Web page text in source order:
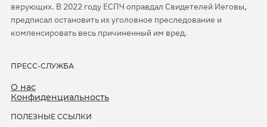
верующих. В 2022 году ЕСПЧ оправдал Свидетелей Иеговы,
предписал остановить их уголовное преследование и
компенсировать весь причиненный им вред.
ПРЕСС-СЛУЖБА
О нас
Конфиденциальность
ПОЛЕЗНЫЕ ССЫЛКИ